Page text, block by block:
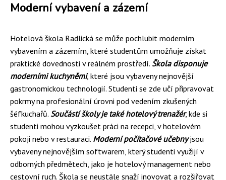
Moderní vybavení a zázemí
Hotelová škola Radlická se může pochlubit moderním
vybavením a zázemím, které studentům umožňuje získat
praktické dovednosti v reálném prostředí. Škola disponuje
moderními kuchyněmi, které jsou vybaveny nejnovější
gastronomickou technologií. Studenti se zde učí připravovat
pokrmy na profesionální úrovni pod vedením zkušených
šéfkuchařů. Součástí školy je také hotelový trenažér, kde si
studenti mohou vyzkoušet práci na recepci, v hotelovém
pokoji nebo v restauraci. Moderní počítačové učebnyjsou
vybaveny nejnovějším softwarem, který studenti využijí v
odborných předmětech, jako je hotelový management nebo
cestovní ruch. Škola se neustále snaží inovovat a rozšiřovat